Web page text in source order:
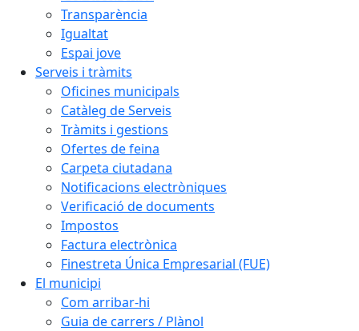
Transparència
Igualtat
Espai jove
Serveis i tràmits
Oficines municipals
Catàleg de Serveis
Tràmits i gestions
Ofertes de feina
Carpeta ciutadana
Notificacions electròniques
Verificació de documents
Impostos
Factura electrònica
Finestreta Única Empresarial (FUE)
El municipi
Com arribar-hi
Guia de carrers / Plànol